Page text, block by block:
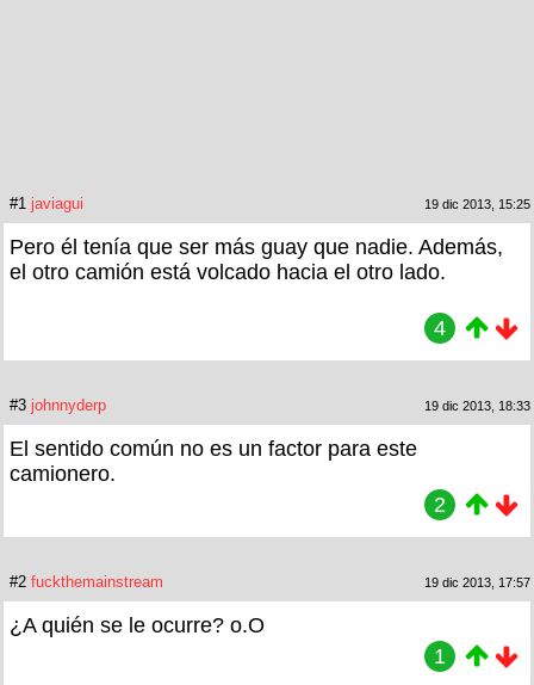
#1 javiagui 19 dic 2013, 15:25
Pero él tenía que ser más guay que nadie. Además,
el otro camión está volcado hacia el otro lado.
4
#3 johnnyderp 19 dic 2013, 18:33
El sentido común no es un factor para este
camionero.
2
#2 fuckthemainstream 19 dic 2013, 17:57
¿A quién se le ocurre? o.O
1